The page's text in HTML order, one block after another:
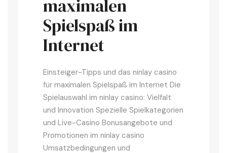
maximalen
Spielspaß im
Internet
Einsteiger-Tipps und das ninlay casino
für maximalen Spielspaß im Internet Die
Spielauswahl im ninlay casino: Vielfalt
und Innovation Spezielle Spielkategorien
und Live-Casino Bonusangebote und
Promotionen im ninlay casino
Umsatzbedingungen und